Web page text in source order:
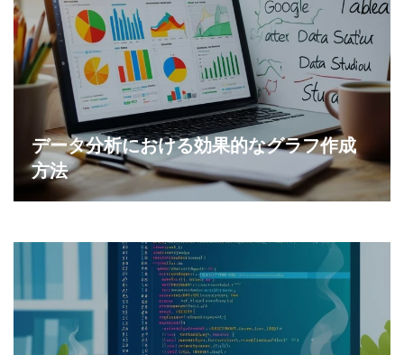
データ分析における効果的なグラフ作成
方法